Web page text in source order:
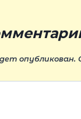
опубликован.